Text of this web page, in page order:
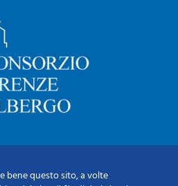
bene questo sito, a volte